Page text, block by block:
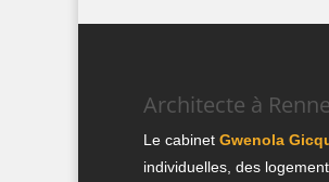
Architecte à
Le cabinet Gwenola
individuelles, des